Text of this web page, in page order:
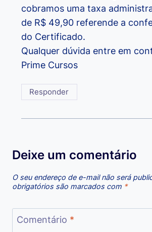
cobramos uma taxa
de R$ 49,90 referende a
do Certificado.
Qualquer dúvida entre em
Prime Cursos
Responder
Deixe um comentário
O seu endereço de e-mail não será
obrigatórios são marcados com *
Comentário *